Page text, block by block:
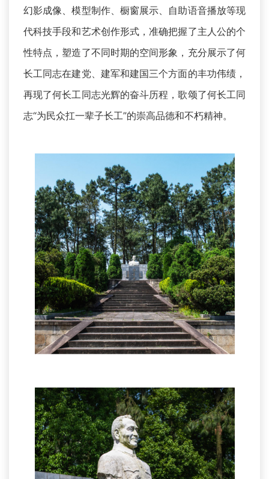
幻影成像、模型制作、橱窗展示、自助语音播放等现
代科技手段和艺术创作形式，准确把握了主人公的个
性特点，塑造了不同时期的空间形象，充分展示了何
长工同志在建党、建军和建国三个方面的丰功伟绩，
再现了何长工同志光辉的奋斗历程，歌颂了何长工同
志“为民众扛一辈子长工”的崇高品德和不朽精神。